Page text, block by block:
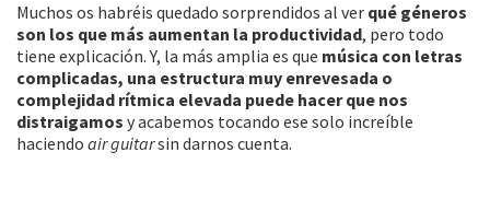
Muchos os habréis quedado sorprendidos al ver qué géneros
son los que más aumentan la productividad, pero todo
tiene explicación. Y, la más amplia es que música con letras
complicadas, una estructura muy enrevesada o
complejidad rítmica elevada puede hacer que nos
distraigamos y acabemos tocando ese solo increíble
haciendo air guitarsin darnos cuenta.